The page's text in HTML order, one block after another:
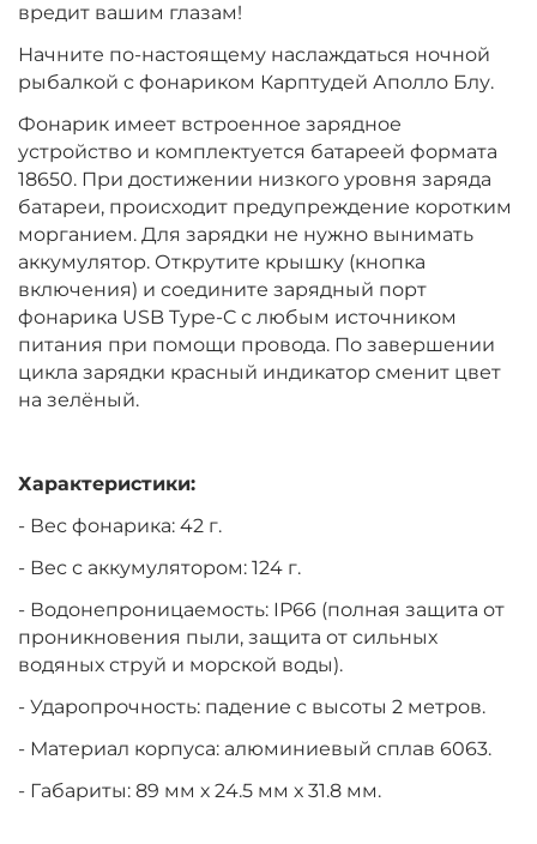
вредит вашим глазам!
Начните по-настоящему наслаждаться ночной
рыбалкой с фонариком Карптудей Аполло Блу.
Фонарик имеет встроенное зарядное
устройство и комплектуется батареей формата
18650. При достижении низкого уровня заряда
батареи, происходит предупреждение коротким
морганием. Для зарядки не нужно вынимать
аккумулятор. Открутите крышку (кнопка
включения) и соедините зарядный порт
фонарика USB Type-C с любым источником
питания при помощи провода. По завершении
цикла зарядки красный индикатор сменит цвет
на зелёный.
Характеристики:
- Вес фонарика: 42 г.
- Вес с аккумулятором: 124 г.
- Водонепроницаемость: IP66 (полная защита от
проникновения пыли, защита от сильных
водяных струй и морской воды).
- Ударопрочность: падение с высоты 2 метров.
- Материал корпуса: алюминиевый сплав 6063.
- Габариты: 89 мм х 24.5 мм х 31.8 мм.